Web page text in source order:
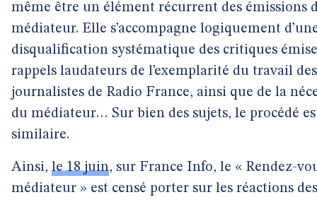
même être un élément récurrent des émissions
médiateur. Elle s’accompagne logiquement
disqualification systématique des critiques
rappels laudateurs de l’exemplarité du travail des
journalistes de Radio France, ainsi que de la
du médiateur… Sur bien des sujets, le procédé
similaire.
Ainsi, le 18 juin, sur France Info, le « Rendez-
médiateur » est censé porter sur les réactions des